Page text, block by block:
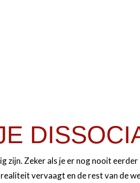
zijn. Zeker als je er nog nooit
vervaagt en de rest van de